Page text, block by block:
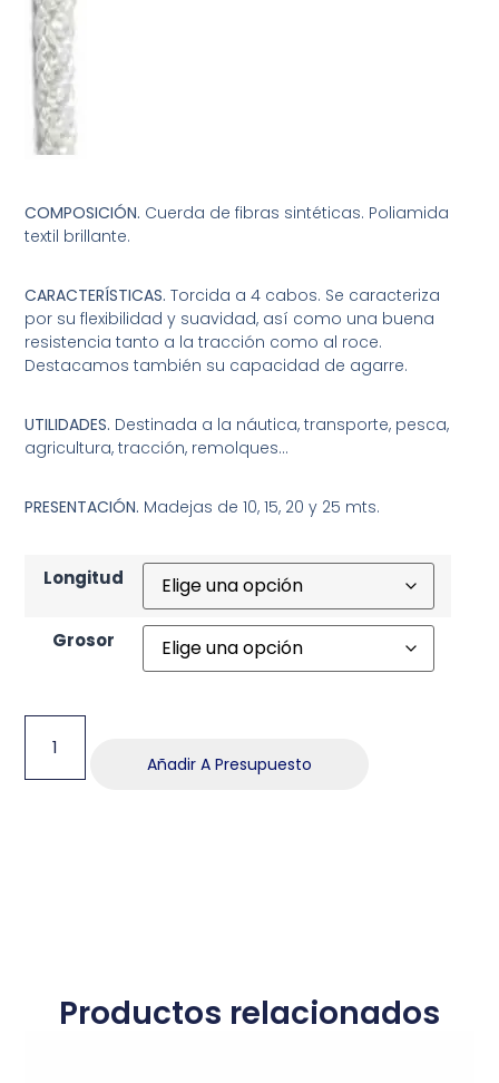
COMPOSICIÓN. Cuerda de fibras sintéticas. Poliamida
textil brillante.
CARACTERÍSTICAS.Torcida a 4 cabos. Se caracteriza
por su flexibilidad y suavidad, así como una buena
resistencia tanto a la tracción como al roce.
Destacamos también su capacidad de agarre.
UTILIDADES. Destinada a la náutica, transporte, pesca,
agricultura, tracción, remolques…
PRESENTACIÓN. Madejas de 10, 15, 20 y 25 mts.
Longitud
Grosor
Añadir A Presupuesto
Productos relacionados